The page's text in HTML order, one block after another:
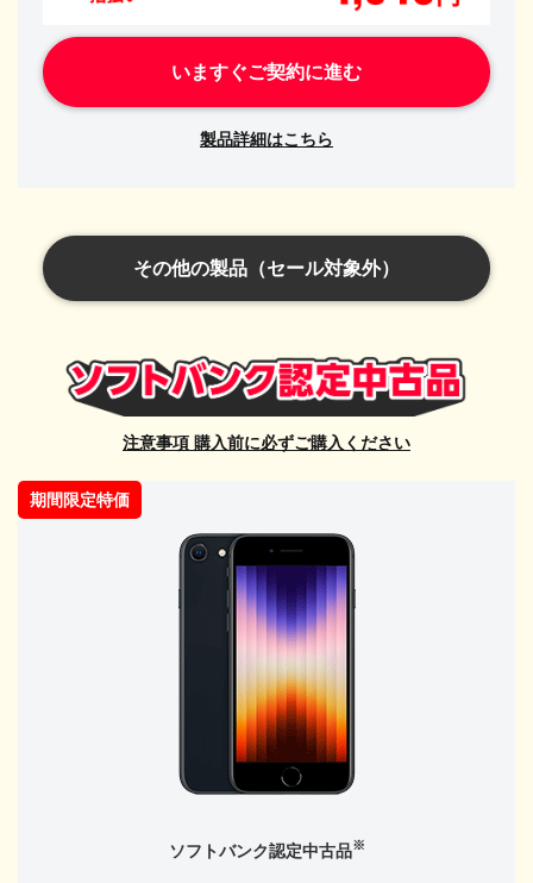
いますぐご契約に進む
製品詳細はこちら
その他の製品（セール対象外）
注意事項 購入前に必ずご購入ください
ソフトバンク認定中古品※
期間限定特価